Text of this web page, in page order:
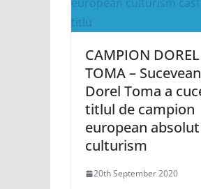
CAMPION DOREL
TOMA –
Dorel Toma a
titlul de campion
european
culturism
20th September 2020